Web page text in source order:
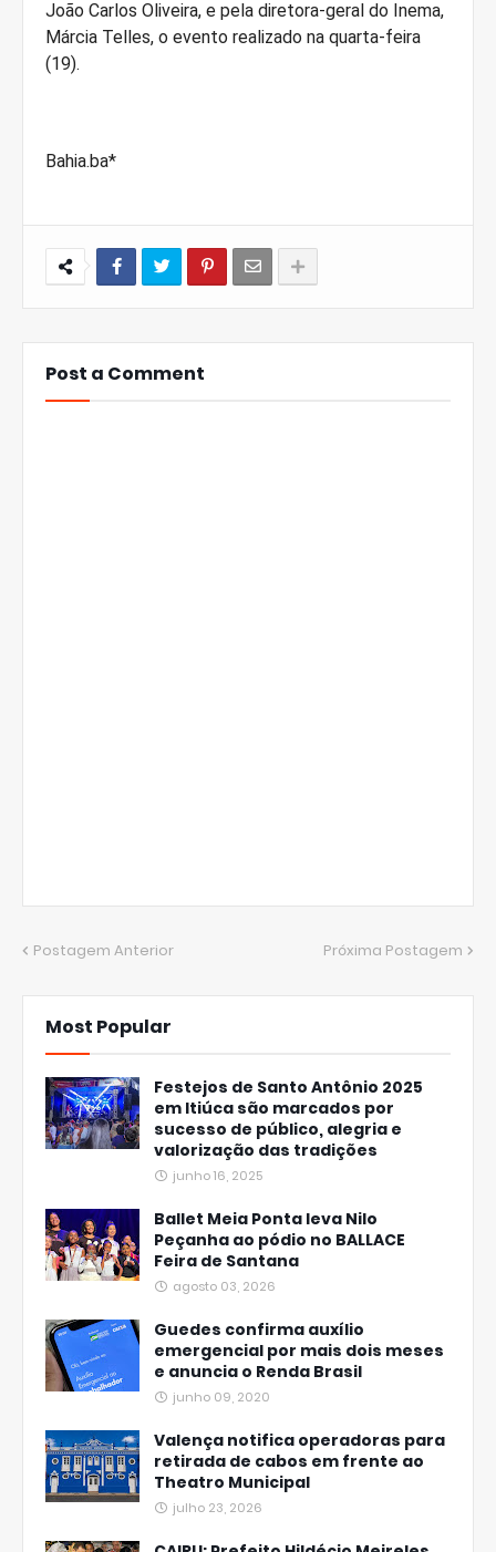
João Carlos Oliveira, e pela diretora-geral do Inema,
Márcia Telles, o evento realizado na quarta-feira
(19).
Bahia.ba*
Post a Comment
Postagem Anterior Próxima Postagem
Most Popular
Festejos de Santo Antônio 2025
em Itiúca são marcados por
sucesso de público, alegria e
valorização das tradições
junho 16, 2025
Ballet Meia Ponta leva Nilo
Peçanha ao pódio no BALLACE
Feira de Santana
agosto 03, 2026
Guedes confirma auxílio
emergencial por mais dois meses
e anuncia o Renda Brasil
junho 09, 2020
Valença notifica operadoras para
retirada de cabos em frente ao
Theatro Municipal
julho 23, 2026